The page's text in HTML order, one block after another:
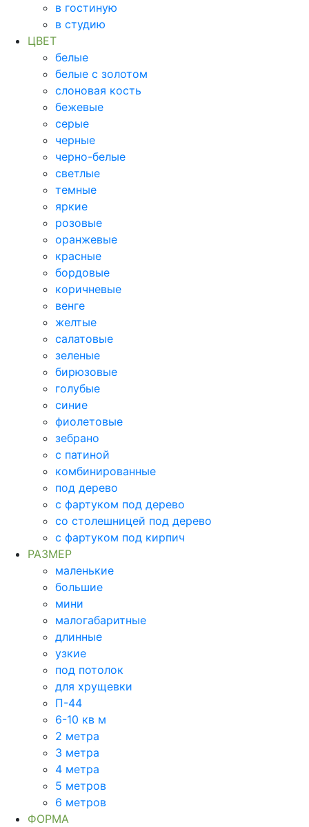
в гостиную
в студию
ЦВЕТ
белые
белые с золотом
слоновая кость
бежевые
серые
черные
черно-белые
светлые
темные
яркие
розовые
оранжевые
красные
бордовые
коричневые
венге
желтые
салатовые
зеленые
бирюзовые
голубые
синие
фиолетовые
зебрано
с патиной
комбинированные
под дерево
с фартуком под дерево
со столешницей под дерево
с фартуком под кирпич
РАЗМЕР
маленькие
большие
мини
малогабаритные
длинные
узкие
под потолок
для хрущевки
П-44
6-10 кв м
2 метра
3 метра
4 метра
5 метров
6 метров
ФОРМА